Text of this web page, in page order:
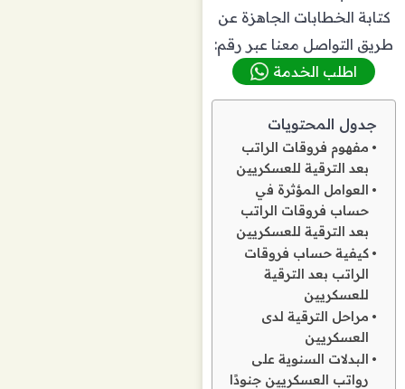
كتابة الخطابات الجاهزة عن
طريق التواصل معنا عبر رقم:
اطلب الخدمة
جدول المحتويات
مفهوم فروقات الراتب
بعد الترقية للعسكريين
العوامل المؤثرة في
حساب فروقات الراتب
بعد الترقية للعسكريين
كيفية حساب فروقات
الراتب بعد الترقية
للعسكريين
مراحل الترقية لدى
العسكريين
البدلات السنوية على
رواتب العسكريين جنودًا